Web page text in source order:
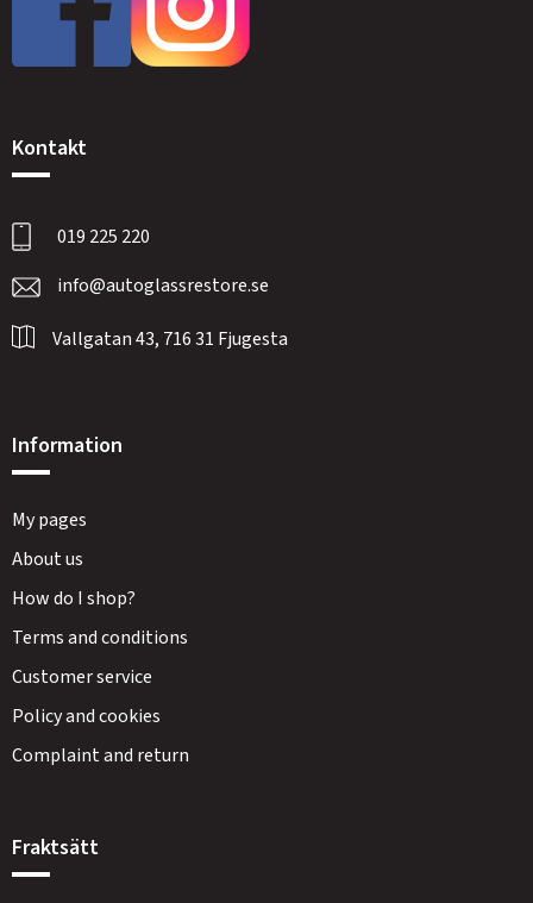
Kontakt
019 225 220
info@autoglassrestore.se
Vallgatan 43, 716 31 Fjugesta
Information
My pages
About us
How do I shop?
Terms and conditions
Customer service
Policy and cookies
Complaint and return
Fraktsätt